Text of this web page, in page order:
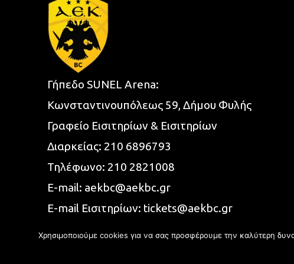
Γήπεδο SUNEL Arena:
Κωνσταντινουπόλεως 59, Δήμου Φυλής
Γραφείο Εισιτηρίων & Εισιτηρίων
Διαρκείας: 210 6896793
Τηλέφωνο: 210 2821008
E-mail: aekbc@aekbc.gr
E-mail Εισιτηρίων: tickets@aekbc.gr
Χρησιμοποιούμε cookies για να σας προσφέρουμε την καλύτερη